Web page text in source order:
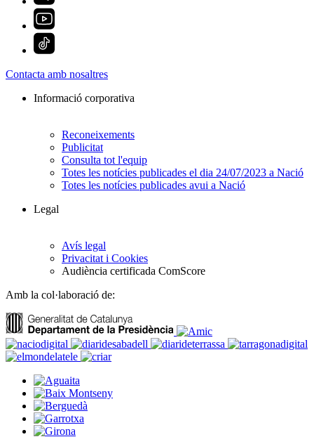
Contacta amb nosaltres
Informació corporativa
Reconeixements
Publicitat
Consulta tot l'equip
Totes les notícies publicades el dia 24/07/2023 a Nació
Totes les notícies publicades avui a Nació
Legal
Avís legal
Privacitat i Cookies
Audiència certificada ComScore
Amb la col·laboració de: